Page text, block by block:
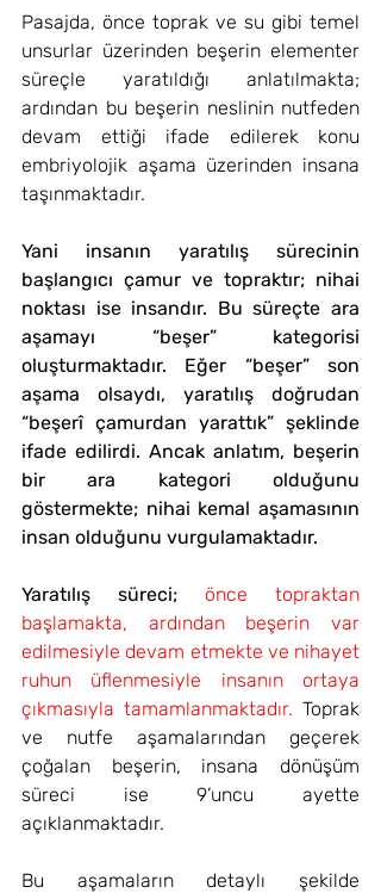
Pasajda, önce toprak ve su gibi temel
unsurlar üzerinden beşerin elementer
süreçle yaratıldığı anlatılmakta;
ardından bu beşerin neslinin nutfeden
devam ettiği ifade edilerek konu
embriyolojik aşama üzerinden insana
taşınmaktadır.
Yani insanın yaratılış sürecinin
başlangıcı çamur ve topraktır; nihai
noktası ise insandır. Bu süreçte ara
aşamayı “beşer” kategorisi
oluşturmaktadır. Eğer “beşer” son
aşama olsaydı, yaratılış doğrudan
“beşerî çamurdan yarattık” şeklinde
ifade edilirdi. Ancak anlatım, beşerin
bir ara kategori olduğunu
göstermekte; nihai kemal aşamasının
insan olduğunu vurgulamaktadır.
Yaratılış süreci;
önce topraktan
başlamakta, ardından beşerin var
edilmesiyle devam etmekte ve nihayet
ruhun üflenmesiyle insanın ortaya
çıkmasıyla tamamlanmaktadır. Toprak
ve nutfe aşamalarından geçerek
çoğalan beşerin, insana dönüşüm
süreci ise 9’uncu ayette
açıklanmaktadır.
Bu aşamaların detaylı şekilde